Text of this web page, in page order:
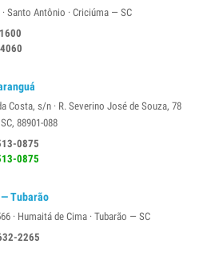
Santo Antônio · Criciúma — SC
Costa, s/n · R. Severino José de Souza, 78
88901-088
0875
0875
Tubarão
· Humaitá de Cima · Tubarão — SC
2265